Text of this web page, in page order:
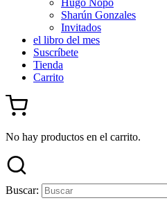
Hugo Ñopo
Sharún Gonzales
Invitados
el libro del mes
Suscríbete
Tienda
Carrito
No hay productos en el carrito.
Buscar: